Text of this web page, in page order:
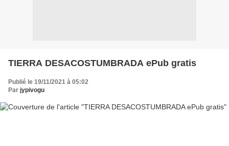
TIERRA DESACOSTUMBRADA ePub gratis
Publié le 19/11/2021 à 05:02
Par jypivogu